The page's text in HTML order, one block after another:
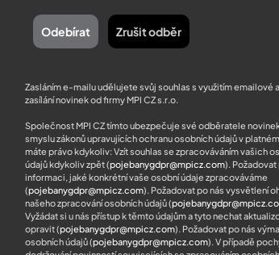
Zasláním e-mailu udělujete svůj souhlas s využitím emailové
zasílání novinek od firmy MPI CZ s.r.o.
Společnost MPI CZ tímto ubezpečuje své odběratele
smyslu zákonů upravujících ochranu osobních údajů v
máte právo kdykoliv: Vzít souhlas se zpracováváním vašich
údajů kdykoliv zpět (pojebanygdpr@mpicz.com). Požadovat
informaci, jaké konkrétní vaše osobní údaje zpracováváme
(pojebanygdpr@mpicz.com). Požadovat po nás vysvětlení
našeho zpracování osobních údajů (
Vyžádat si u nás přístup k těmto údajům a tyto nechat
opravit (pojebanygdpr@mpicz.com). Požadovat po nás
osobních údajů (pojebanygdpr@mpicz.com). V případě